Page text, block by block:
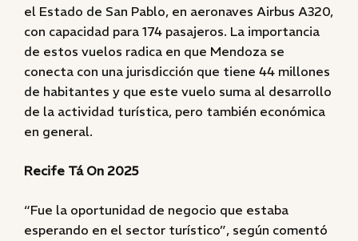
el Estado de San Pablo, en aeronaves Airbus A320,
con capacidad para 174 pasajeros. La importancia
de estos vuelos radica en que Mendoza se
conecta con una jurisdicción que tiene 44 millones
de habitantes y que este vuelo suma al desarrollo
de la actividad turística, pero también económica
en general.
Recife Tá On 2025
“Fue la oportunidad de negocio que estaba
esperando en el sector turístico”, según comentó